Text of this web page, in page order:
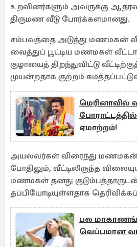
உறவினர்களும் அவருக்கு
திருமண வீடு போர்க்களமானது.
சம்பவத்தை அடுத்து மணமகன்
வைத்துப் பூட்டிய மணமகள்
குழாயைத் திறந்துவிட்டு
முயன்றதாக குற்றம்
மெரினாவில்
போராட்டத்தில்
ஏமாற்றம்!
அயலவர்கள் விரைந்து மணமகன்
போதிலும், வீட்டிலிருந்த
மணமகள் தனது
தப்பியோடியுள்ளதாக
பல
வெப்பமான